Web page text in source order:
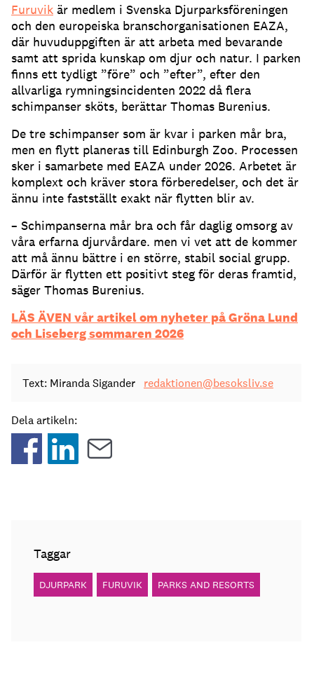
Furuvik är medlem i Svenska Djurparksföreningen
och den europeiska branschorganisationen EAZA,
där huvuduppgiften är att arbeta med bevarande
samt att sprida kunskap om djur och natur. I parken
finns ett tydligt ”före” och ”efter”, efter den
allvarliga rymningsincidenten 2022 då flera
schimpanser sköts, berättar Thomas Burenius.
De tre schimpanser som är kvar i parken mår bra,
men en flytt planeras till Edinburgh Zoo. Processen
sker i samarbete med EAZA under 2026. Arbetet är
komplext och kräver stora förberedelser, och det är
ännu inte fastställt exakt när flytten blir av.
– Schimpanserna mår bra och får daglig omsorg av
våra erfarna djurvårdare. men vi vet att de kommer
att må ännu bättre i en större, stabil social grupp.
Därför är flytten ett positivt steg för deras framtid,
säger Thomas Burenius.
LÄS ÄVEN vår artikel om nyheter på Gröna Lund
och Liseberg sommaren 2026
Text: Miranda Sigander redaktionen@besoksliv.se
Dela artikeln:
Taggar
DJURPARK FURUVIK PARKS AND RESORTS